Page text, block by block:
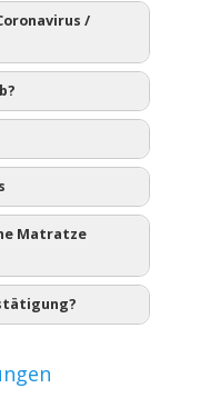
/
Matratze